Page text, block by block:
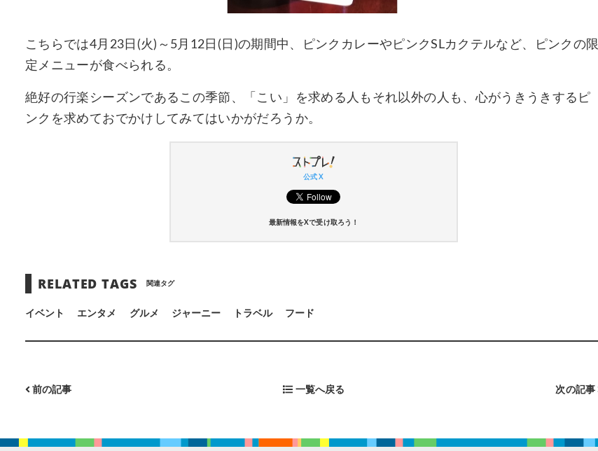
こちらでは4月23日(火)～5月12日(日)の期間中、ピンクカレーやピンクSLカクテルなど、ピンクの限
定メニューが食べられる。
絶好の行楽シーズンであるこの季節、「こい」を求める人もそれ以外の人も、心がうきうきするピ
ンクを求めておでかけしてみてはいかがだろうか。
公式 X
最新情報をXで受け取ろう！
RELATED TAGS 関連タグ
イベント エンタメ グルメ ジャーニー トラベル フード
前の記事 一覧へ戻る 次の記事